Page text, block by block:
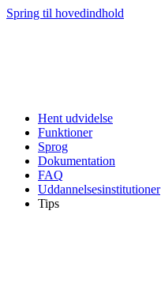
Spring til hovedindhold
Hent udvidelse
Funktioner
Sprog
Dokumentation
FAQ
Uddannelsesinstitutioner
Tips